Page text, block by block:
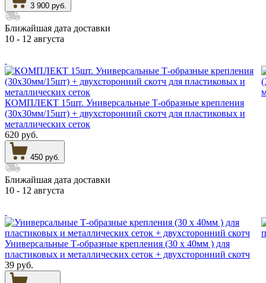
3 900 руб.
Ближайшая дата доставки
10 - 12 августа
КОМПЛЕКТ 15шт. Универсальные Т-образные крепления
(30х30мм/15шт) + двухсторонний скотч для пластиковых и
металлических сеток
620 руб.
450 руб.
Ближайшая дата доставки
10 - 12 августа
Универсальные Т-образные крепления (30 х 40мм ) для
пластиковых и металлических сеток + двухсторонний скотч
39 руб.